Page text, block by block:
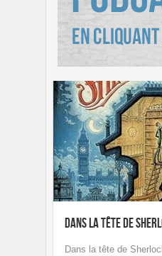
Dans la tête de
Dans la tête de